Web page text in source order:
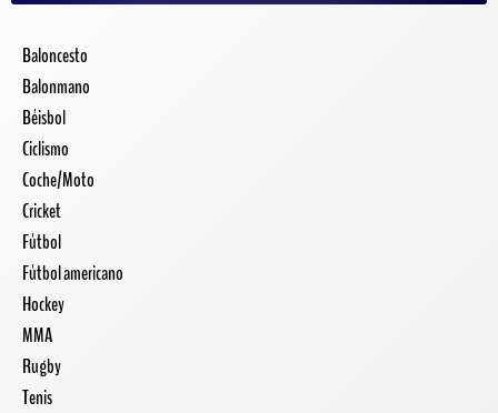
Baloncesto
Balonmano
Béisbol
Ciclismo
Coche/Moto
Cricket
Fútbol
Fútbol americano
Hockey
MMA
Rugby
Tenis